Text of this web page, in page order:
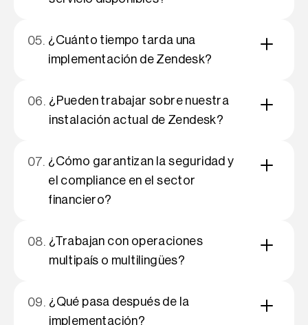
05. ¿Cuánto tiempo tarda una
implementación de Zendesk?
06. ¿Pueden trabajar sobre nuestra
instalación actual de Zendesk?
07. ¿Cómo garantizan la seguridad y
el compliance en el sector
financiero?
08. ¿Trabajan con operaciones
multipaís o multilingües?
09. ¿Qué pasa después de la
implementación?